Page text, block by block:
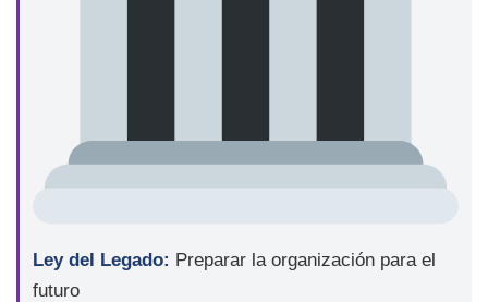
Ley del Legado: Preparar la organización para el
futuro